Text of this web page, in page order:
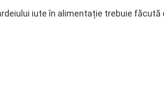
iute în alimentație trebuie